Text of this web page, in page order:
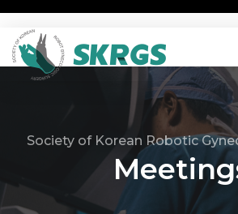
Society of Korean Robotic